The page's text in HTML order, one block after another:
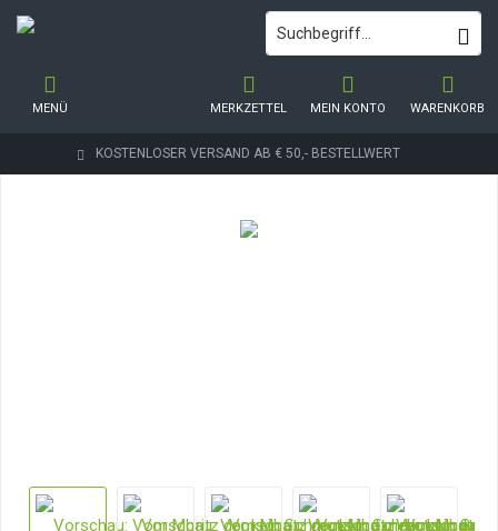
KOSTENLOSER VERSAND AB € 50,- BESTELLWERT
WARENKORB
MERKZETTEL MEIN KONTO
MENÜ